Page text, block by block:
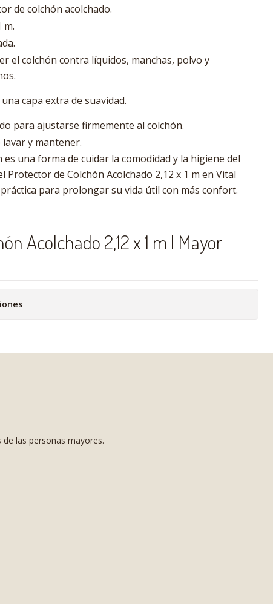
de colchón acolchado.
m.
el colchón contra líquidos, manchas, polvo y
capa extra de suavidad.
para ajustarse firmemente al colchón.
lavar y mantener.
una forma de cuidar la comodidad y la higiene del
Protector de Colchón Acolchado 2,12 x 1 m en Vital
para prolongar su vida útil con más confort.
Acolchado 2,12 x 1 m | Mayor
las personas mayores.